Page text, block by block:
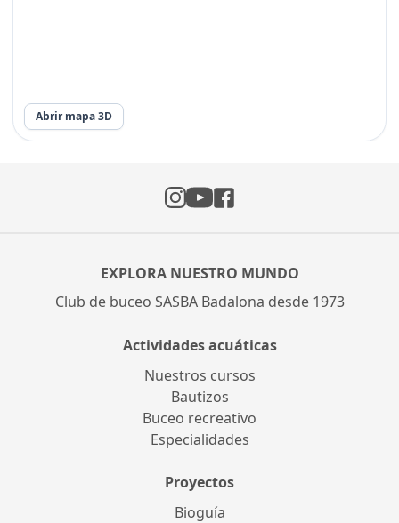
Abrir mapa 3D
EXPLORA NUESTRO MUNDO
Club de buceo SASBA Badalona desde 1973
Actividades acuáticas
Nuestros cursos
Bautizos
Buceo recreativo
Especialidades
Proyectos
Bioguía